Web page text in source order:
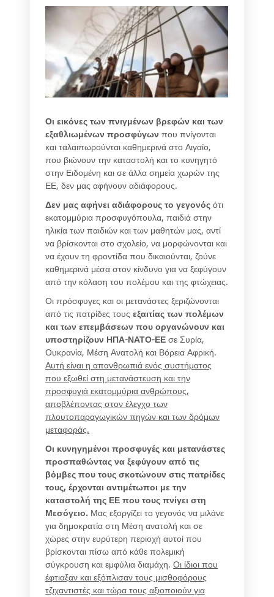
Οι εικόνες των πνιγμένων βρεφών και των
εξαθλιωμένων προσφύγων που πνίγονται
και ταλαιπωρούνται καθημερινά στο Αιγαίο,
που βιώνουν την καταστολή και το κυνηγητό
στην Ειδομένη και σε άλλα σημεία χωρών της
ΕΕ, δεν μας αφήνουν αδιάφορους.
Δεν μας αφήνει αδιάφορους το γεγονός ότι
εκατομμύρια προσφυγόπουλα, παιδιά στην
ηλικία των παιδιών και των μαθητών μας, αντί
να βρίσκονται στο σχολείο, να μορφώνονται και
να έχουν τη φροντίδα που δικαιούνται, ζούνε
καθημερινά μέσα στον κίνδυνο για να ξεφύγουν
από την κόλαση του πολέμου και της φτώχειας.
Οι πρόσφυγες και οι μετανάστες ξεριζώνονται
από τις πατρίδες τους εξαιτίας των πολέμων
και των επεμβάσεων που οργανώνουν και
υποστηρίζουν ΗΠΑ-ΝΑΤΟ-ΕΕ σε Συρία,
Ουκρανία, Μέση Ανατολή και Βόρεια Αφρική.
Αυτή είναι η απανθρωπιά ενός συστήματος
που εξωθεί στη μετανάστευση και την
προσφυγιά εκατομμύρια ανθρώπους,
αποβλέποντας στον έλεγχο των
πλουτοπαραγωγικών πηγών και των δρόμων
μεταφοράς.
Οι κυνηγημένοι προσφυγές και μετανάστες
προσπαθώντας να ξεφύγουν από τις
βόμβες που τους σκοτώνουν στις πατρίδες
τους, έρχονται αντιμέτωποι με την
καταστολή της ΕΕ που τους πνίγει στη
Μεσόγειο. Μας εξοργίζει το γεγονός να μιλάνε
για δημοκρατία στη Μέση ανατολή και σε
χώρες στην ευρύτερη περιοχή αυτοί που
βρίσκονται πίσω από κάθε πολεμική
σύγκρουση και εμφύλια διαμάχη. Οι ίδιοι που
έφτιαξαν και εξόπλισαν τους μισθοφόρους
τζιχαντιστές και τώρα τους αξιοποιούν για